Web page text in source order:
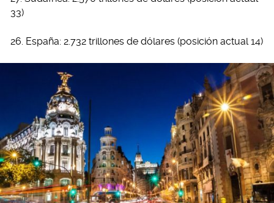
33)
26. España: 2.732 trillones de dólares (posición actual 14)